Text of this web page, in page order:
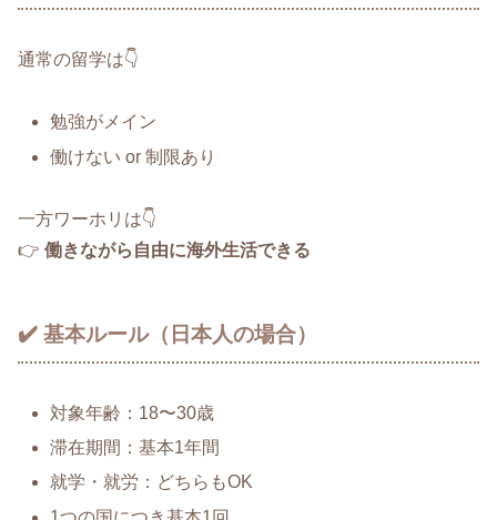
通常の留学は👇
勉強がメイン
働けない or 制限あり
一方ワーホリは👇
👉 働きながら自由に海外生活できる
✔️ 基本ルール（日本人の場合）
対象年齢：18〜30歳
滞在期間：基本1年間
就学・就労：どちらもOK